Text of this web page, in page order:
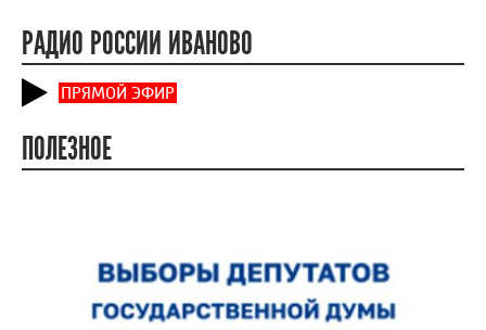
РАДИО РОССИИ ИВАНОВО
ПРЯМОЙ ЭФИР
ПОЛЕЗНОЕ